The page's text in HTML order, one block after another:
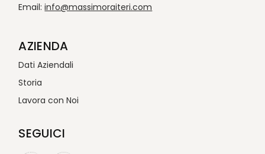
Email:info@massimoraiteri.com
AZIENDA
Dati Aziendali
Storia
Lavora con Noi
SEGUICI